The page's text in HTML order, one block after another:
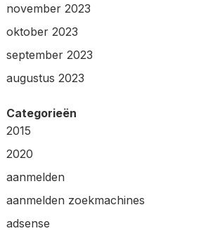
november 2023
oktober 2023
september 2023
augustus 2023
Categorieën
2015
2020
aanmelden
aanmelden zoekmachines
adsense